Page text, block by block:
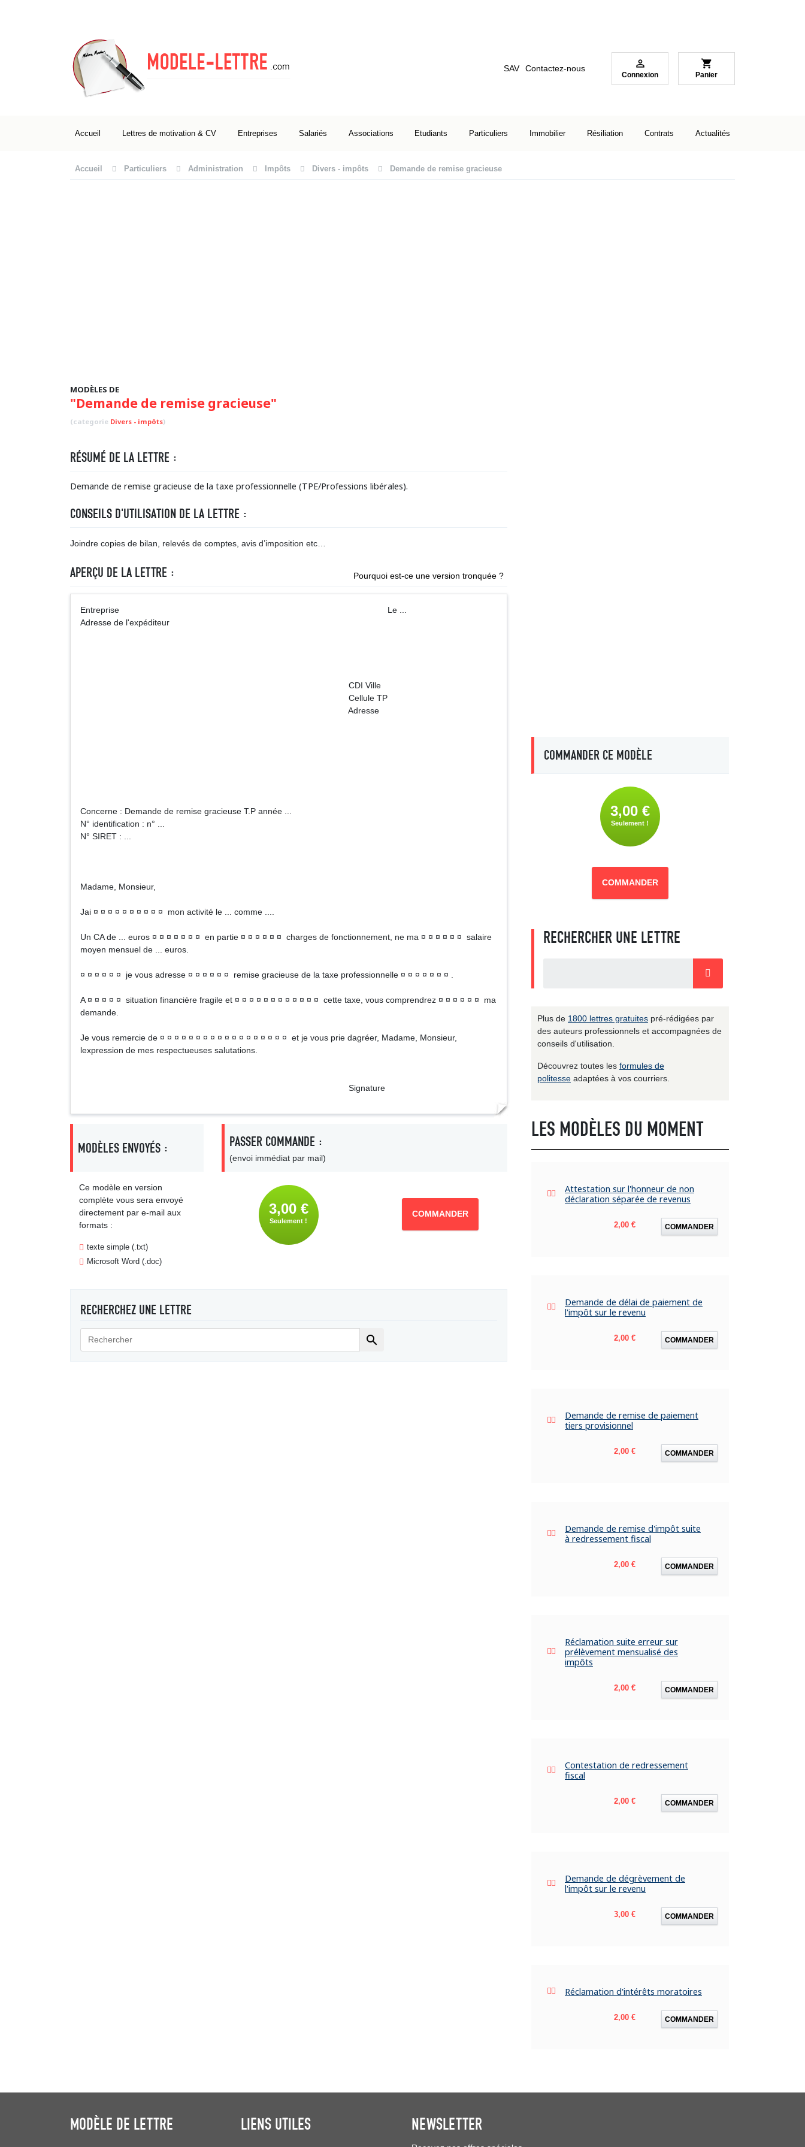
SAV Contactez-nous 
Connexion
shopping_cart
Panier
Accueil Lettres de motivation & CV Entreprises Salariés Associations Etudiants Particuliers Immobilier Résiliation Contrats Actualités
Accueil Particuliers Administration Impôts Divers - impôts Demande de remise gracieuse
MODÈLES DE
"Demande de remise gracieuse"
(categorie Divers - impôts)
RÉSUMÉ DE LA LETTRE :
Demande de remise gracieuse de la taxe professionnelle (TPE/Professions libérales).
CONSEILS D'UTILISATION DE LA LETTRE :
Joindre copies de bilan, relevés de comptes, avis d’imposition etc…
APERÇU DE LA LETTRE : Pourquoi est-ce une version tronquée ?
Entreprise Le ...
Adresse de l'expéditeur
CDI Ville
Cellule TP
Adresse
Concerne : Demande de remise gracieuse T.P année ...
N° identification : n° ...
N° SIRET : ...
Madame, Monsieur,
Jai ¤ ¤ ¤ ¤ ¤ ¤ ¤ ¤ ¤ ¤ mon activité le ... comme ....
Un CA de ... euros ¤ ¤ ¤ ¤ ¤ ¤ ¤ en partie ¤ ¤ ¤ ¤ ¤ ¤ charges de fonctionnement, ne ma ¤ ¤ ¤ ¤ ¤ ¤ salaire
moyen mensuel de ... euros.
¤ ¤ ¤ ¤ ¤ ¤ je vous adresse ¤ ¤ ¤ ¤ ¤ ¤ remise gracieuse de la taxe professionnelle ¤ ¤ ¤ ¤ ¤ ¤ ¤ .
A ¤ ¤ ¤ ¤ ¤ situation financière fragile et ¤ ¤ ¤ ¤ ¤ ¤ ¤ ¤ ¤ ¤ ¤ ¤ cette taxe, vous comprendrez ¤ ¤ ¤ ¤ ¤ ¤ ma
demande.
Je vous remercie de ¤ ¤ ¤ ¤ ¤ ¤ ¤ ¤ ¤ ¤ ¤ ¤ ¤ ¤ ¤ ¤ ¤ ¤ et je vous prie dagréer, Madame, Monsieur,
lexpression de mes respectueuses salutations.
Signature
MODÈLES ENVOYÉS :
Ce modèle en version
complète vous sera envoyé
directement par e-mail aux
formats :
texte simple (.txt)
Microsoft Word (.doc)
PASSER COMMANDE :
(envoi immédiat par mail)
3,00 €
Seulement !
COMMANDER
RECHERCHEZ UNE LETTRE

COMMANDER CE MODÈLE
3,00 €
Seulement !
COMMANDER
RECHERCHER UNE LETTRE
Plus de 1800 lettres gratuites pré-rédigées par
des auteurs professionnels et accompagnées de
conseils d'utilisation.
Découvrez toutes les formules de
politesse adaptées à vos courriers.
LES MODÈLES DU MOMENT
Attestation sur l'honneur de non
déclaration séparée de revenus
Prix
2,00 € COMMANDER
Demande de délai de paiement de
l'impôt sur le revenu
Prix
2,00 € COMMANDER
Demande de remise de paiement
tiers provisionnel
Prix
2,00 € COMMANDER
Demande de remise d'impôt suite
à redressement fiscal
Prix
2,00 € COMMANDER
Réclamation suite erreur sur
prélèvement mensualisé des
impôts
Prix
2,00 € COMMANDER
Contestation de redressement
fiscal
Prix
2,00 € COMMANDER
Demande de dégrèvement de
l'impôt sur le revenu
Prix
3,00 € COMMANDER
Réclamation d'intérêts moratoires
Prix
2,00 € COMMANDER
MODÈLE DE LETTRE LIENS UTILES NEWSLETTER